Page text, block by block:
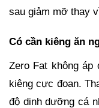
sau giảm mỡ thay
Có cần kiêng ăn
Zero Fat không áp
kiêng cực đoan.
độ dinh dưỡng cá